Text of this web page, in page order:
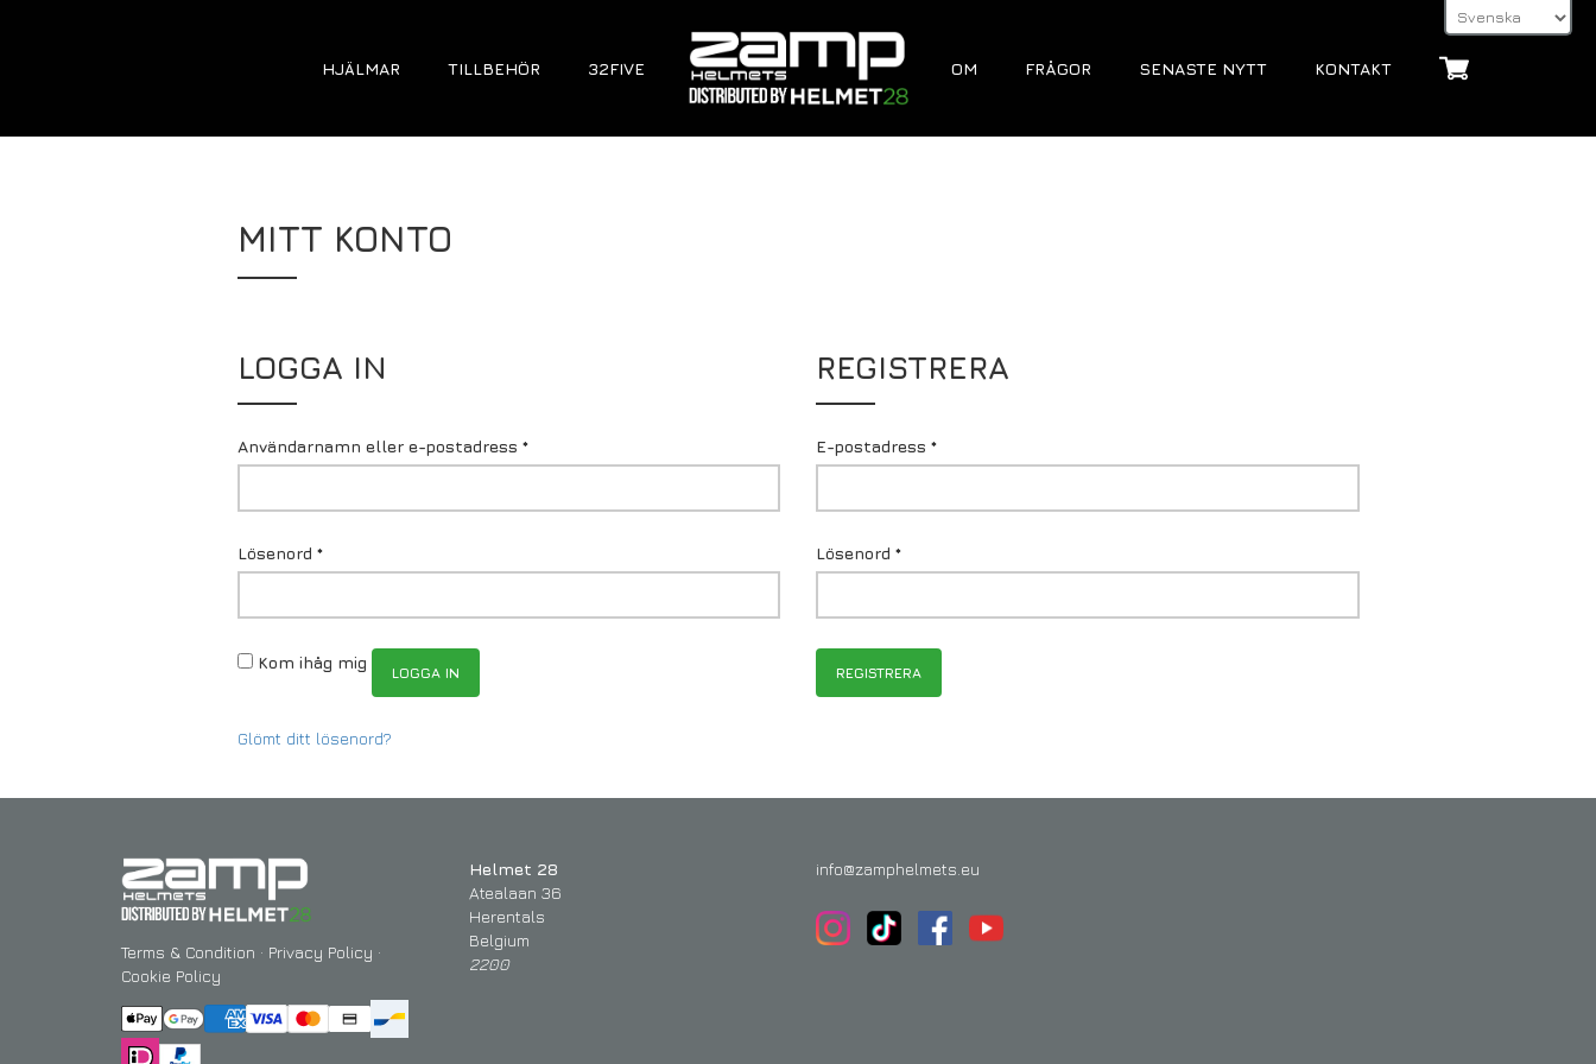
HJÄLMAR TILLBEHÖR 32FIVE OM FRÅGOR SENASTE NYTT KONTAKT
MITT KONTO
LOGGA IN
Användarnamn eller e-postadress *
Lösenord *
Kom ihåg mig LOGGA IN
Glömt ditt lösenord?
REGISTRERA
E-postadress *
Lösenord *
REGISTRERA
Terms & Condition · Privacy Policy ·
Cookie Policy
Helmet 28
Atealaan 36
Herentals
Belgium
2200
info@zamphelmets.eu